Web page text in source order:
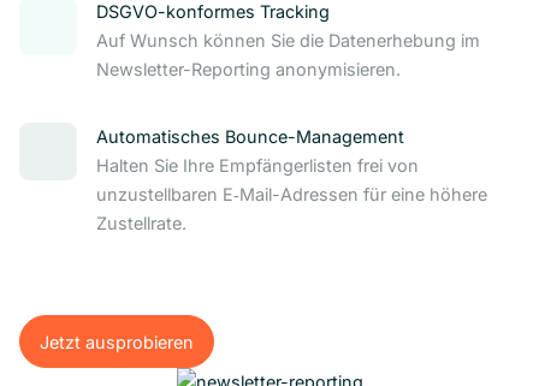
DSGVO-konformes Tracking
Auf Wunsch können Sie die Datenerhebung im
Newsletter-Reporting anonymisieren.
Automatisches Bounce-Management
Halten Sie Ihre Empfängerlisten frei von
unzustellbaren E‑Mail-Adressen für eine höhere
Zustellrate.
Jetzt ausprobieren
Jetzt ausprobieren